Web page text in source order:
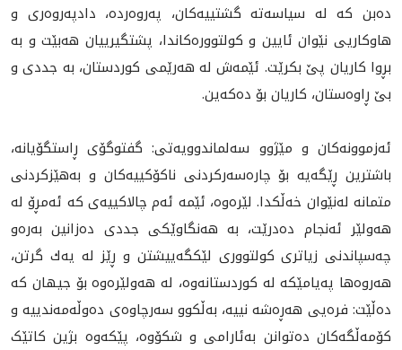
ده‌بن كه‌ لە سیاسەتە گشتییەکان، پەروەردە، دادپەروەری و
هاوکاريی نێوان ئایین و کولتوورەکاندا، پشتگيرییان هەبێت و به‌
بڕوا كاريان پێ بكرێت. ئێمه‌ش له‌ هه‌رێمى كوردستان، به‌ جددى و
بێ ڕاوه‌ستان، كاريان بۆ ده‌كه‌ين.
ئەزموونەکان و مێژوو سەلماندوویەتی: گفتوگۆی ڕاستگۆیانە،
باشترین ڕێگەیە بۆ چارەسەرکردنی ناکۆکییەکان و بەهێزکردنی
متمانە لەنێوان خەڵکدا. لێرەوە، ئێمە ئەم چالاکییەی كە ئەمڕۆ لە
هەولێر ئەنجام دەدرێت، بە هەنگاوێکی جددی دەزانین بەرەو
چەسپاندنی زياترى کولتووری لێكگەییشتن و ڕێز له ‌يه‌ك گرتن،
هه‌روه‌ها پەیامێکه‌ لە کوردستانەوە، لە هەولێرەوە بۆ جیهان کە
دەڵێت: فرەیی هەڕەشە نییە، بەڵکوو سەرچاوەی دەوڵەمەندییە و
کۆمەڵگەکان دەتوانن بەئارامی و شکۆوە، پێکەوە بژین کاتێک